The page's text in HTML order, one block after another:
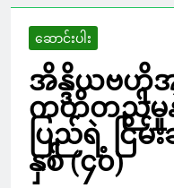
ဆောင်းပါး
အိန္ဒိယဗဟို
ကတိတည်မှု
ပြည်ရဲ့ ငြိမ်း
နှစ် (၄၀)